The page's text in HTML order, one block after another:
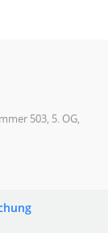
503, 5. OG,